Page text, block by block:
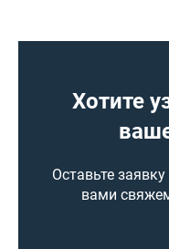
Хотите
Оставьте
вами